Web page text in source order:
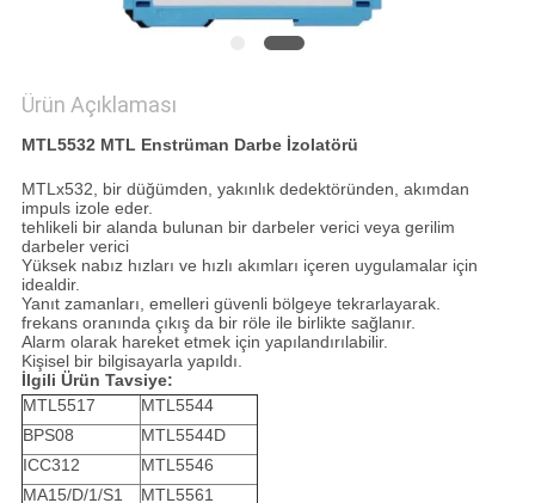
Ürün Açıklaması
MTL5532 MTL Enstrüman Darbe İzolatörü
MTLx532, bir düğümden, yakınlık dedektöründen, akımdan
impuls izole eder.
tehlikeli bir alanda bulunan bir darbeler verici veya gerilim
darbeler verici
Yüksek nabız hızları ve hızlı akımları içeren uygulamalar için
idealdir.
Yanıt zamanları, emelleri güvenli bölgeye tekrarlayarak.
frekans oranında çıkış da bir röle ile birlikte sağlanır.
Alarm olarak hareket etmek için yapılandırılabilir.
Kişisel bir bilgisayarla yapıldı.
İlgili Ürün Tavsiye:
MTL5517
MTL5544
BPS08
MTL5544D
ICC312
MTL5546
MA15/D/1/S1
MTL5561